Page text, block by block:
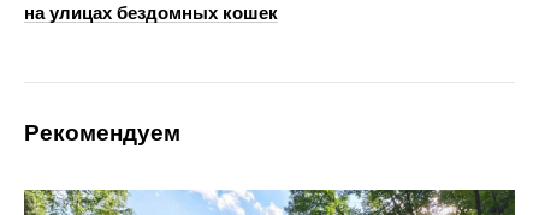
на улицах бездомных кошек
Рекомендуем